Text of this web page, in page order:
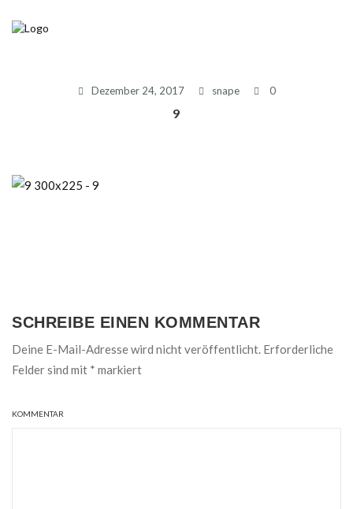
Dezember 24, 2017 snape 0
9
SCHREIBE EINEN KOMMENTAR
Deine E-Mail-Adresse wird nicht veröffentlicht. Erforderliche
Felder sind mit * markiert
KOMMENTAR